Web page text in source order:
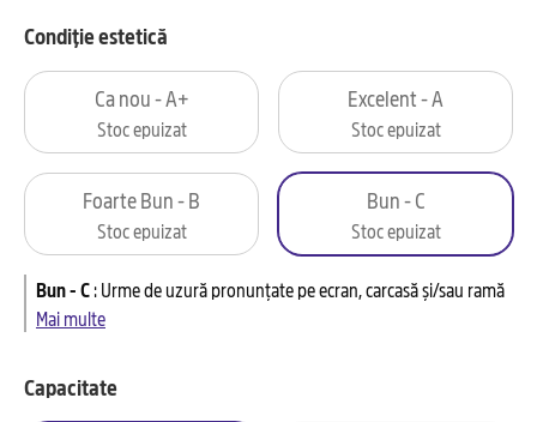
Condiție estetică
Ca nou - A+
Stoc epuizat
Excelent - A
Stoc epuizat
Foarte Bun - B
Stoc epuizat
Bun - C
Stoc epuizat
Bun - C:Urme de uzură pronunțate pe ecran, carcasă și/sau ramă
Mai multe
Capacitate